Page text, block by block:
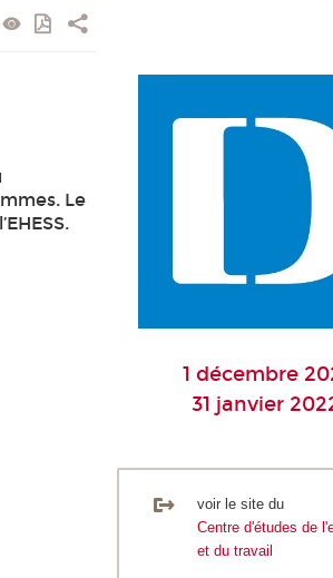
Le
1 décembre
31 janvier
voir le site du
Centre d'études de
et du travail